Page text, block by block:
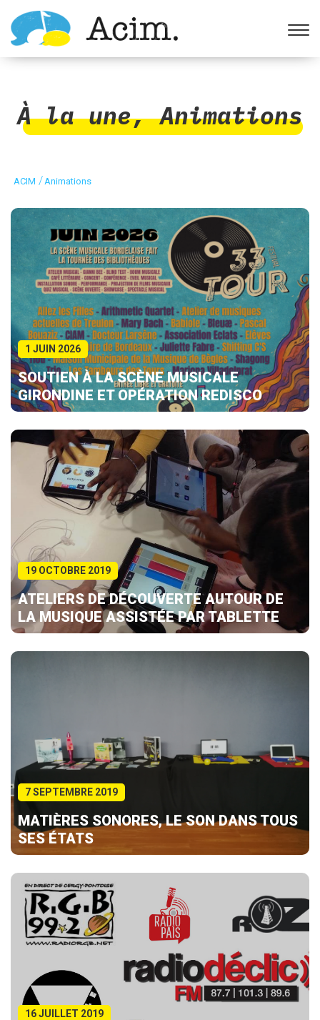
Ouvrir la barre d’outils
À la une,Animations
ACIM /Animations
1 JUIN 2026
SOUTIEN À LA SCÈNE MUSICALE
GIRONDINE ET OPÉRATION REDISCO
19 OCTOBRE 2019
ATELIERS DE DÉCOUVERTE AUTOUR DE
LA MUSIQUE ASSISTÉE PAR TABLETTE
7 SEPTEMBRE 2019
MATIÈRES SONORES, LE SON DANS TOUS
SES ÉTATS
16 JUILLET 2019